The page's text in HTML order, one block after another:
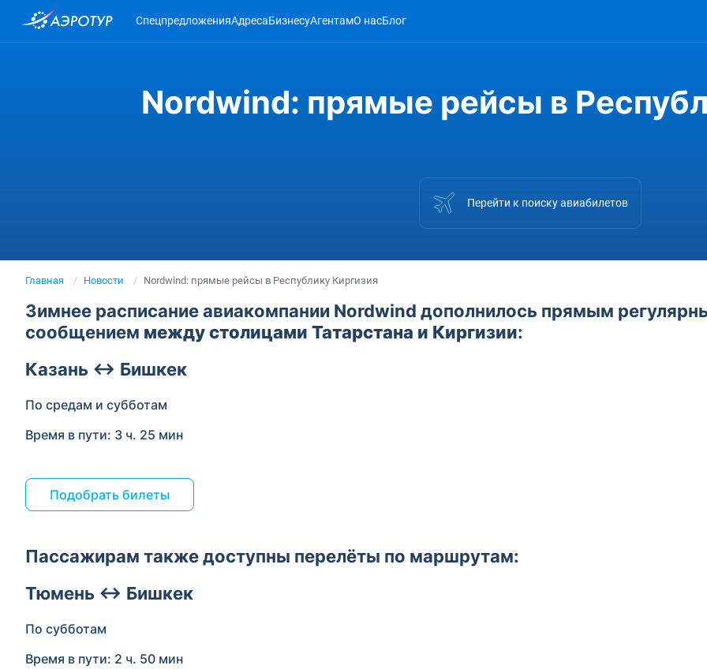
СпецпредложенияАдресаБизнесуАгентамО насБлог
Nordwind: прямые рейсы в
Перейти к поиску авиабилетов
Главная Новости Nordwind: прямые рейсы в Республику Киргизия
Зимнее расписание авиакомпании Nordwind дополнилось прямым
сообщением между столицами Татарстана и Киргизии:
Казань ↔ Бишкек
По средам и субботам
Время в пути: 3 ч. 25 мин
Подобрать билеты
Пассажирам также доступны перелёты по маршрутам:
Тюмень ↔ Бишкек
По субботам
Время в пути: 2 ч. 50 мин